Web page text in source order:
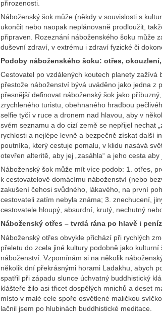
přirozenosti.
Náboženský šok může (někdy v souvislosti s
ukončit nebo naopak neplánovaně prodloužit,
připraven. Rozeznání náboženského šoku může
duševní zdraví, v extrému i zdraví fyzické či
Podoby náboženského šoku: otřes,
Cestovatel po vzdálených koutech planety
přestože náboženství bývá uváděno jako jedna z
přesnější definovat náboženský šok jako
zrychleného turistu, obehnaného hradbou
selfie tyčí v ruce a dronem nad hlavou, aby v
svém seznamu a do cizí země se nepřijel nechat
rychlosti a nejlépe levně a bezpečně získat další
poutníka, který cestuje pomalu, v klidu nasává
otevřen alteritě, aby jej „zasáhla“ a jeho cesta
Náboženský šok může mít více podob: 1. otřes,
k cestovatelově domácímu náboženství (nebo
zakušení čehosi svůdného, lákavého, na první
cestovateli zatím nebyla známa; 3. znechucení,
cestovatele hloupý, absurdní, krutý, nechutný
Náboženský otřes – tvrdá rána po hlavě i
Náboženský otřes obvykle přichází při rychlých
přeletu do zcela jiné kultury podobně jako
náboženství. Vzpomínám si na několik
několik dní překrásnými horami Ladakhu, abych
spatřil při západu slunce úchvatný buddhistický
klášteře žilo asi třicet dospělých mnichů a deset
místo v malé cele spoře osvětlené maličkou
lačnil jsem po hlubinách buddhistické meditace.